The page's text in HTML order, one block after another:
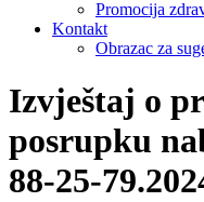
Promocija
Kontakt
Obrazac za
Izvještaj o
posrupku
88-25-